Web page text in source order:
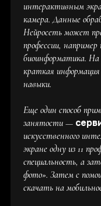
интерактивным
камера. Данные
Нейросеть может
профессии,
биоинформатика.
краткая
навыки.
Еще один способ
занятости —
искусственного
экране одну из 11
специальность, а
фото». Затем с
скачать на